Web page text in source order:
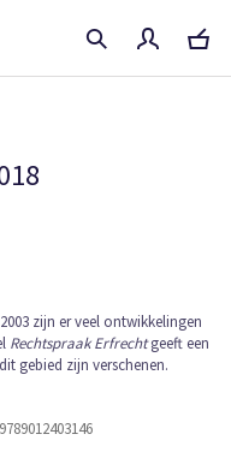
zijn er veel ontwikkelingen
Rechtspraak Erfrechtgeeft een
gebied zijn verschenen.